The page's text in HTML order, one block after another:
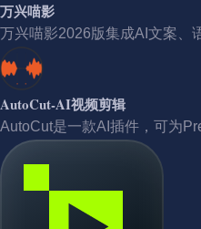
万兴喵影
万兴喵影2026版集成AI文案、
AutoCut-AI视频剪辑
AutoCut是一款AI插件，可为